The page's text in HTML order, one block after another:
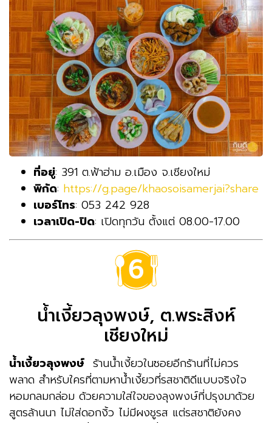
ที่อยู่: 391 ต.ฟ้าฮ่าม อ.เมือง จ.เชียงใหม่
พิกัด: https://g.page/khaosoisamerjai?share
เบอร์โทร: 053 242 928
เวลาเปิด-ปิด: เปิดทุกวัน ตั้งแต่ 08.00-17.00
น้ำเงี้ยวลุงพงษ์, ต.พระสิงห์
เชียงใหม่
น้ำเงี้ยวลุงพงษ์ ร้านน้ำเงี้ยวในซอยอีกร้านที่ไม่ควร
พลาด สำหรับใครที่ตามหาน้ำเงี้ยวที่รสชาติดีแบบจริงใจ
หอมกลมกล่อม ด้วยความใส่ใจของลุงพงษ์ที่ปรุงมาด้วย
สูตรล้านนา ไม่ใส่ดอกงิ้ว ไม่มีผงชูรส แต่รสชาติยังคง